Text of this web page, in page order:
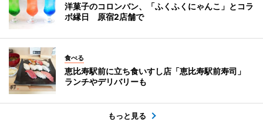
洋菓子のコロンバン、「ふくふくにゃんこ」とコラ
ボ縁日 原宿2店舗で
食べる
恵比寿駅前に立ち食いすし店「恵比寿駅前寿司」
ランチやデリバリーも
もっと見る